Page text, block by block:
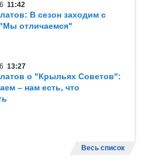
11:42
В сезон заходим с
отличаемся"
13:27
о "Крыльях Советов":
– нам есть, что
Весь список